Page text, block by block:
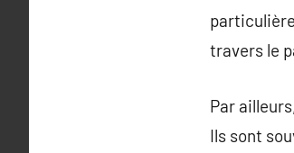
travers le
Par
Ils sont